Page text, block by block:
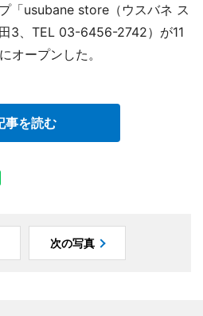
「usubane store（ウスバネ ス
3、TEL 03-6456-2742）が11
オープンした。
事を読む
次の写真